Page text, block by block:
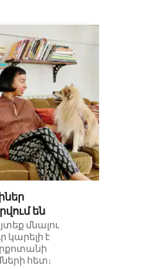
են
մնալու
կարելի է
հետ։